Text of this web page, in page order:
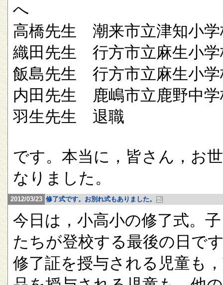
へ
高橋先生 潮来市立津知小学
織田先生 行方市立麻生小学
飯島先生 行方市立麻生小学
内田先生 鹿嶋市立鹿野中学
羽生先生 退職
です。本当に，皆さん，お
なりました。
2012/03/23 修了式です。お別れ式もありました。
今日は，小高小の修了式。
たちが登校する最後の日で
修了証を授与される児童も